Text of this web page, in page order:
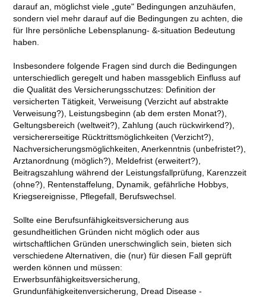
darauf an, möglichst viele „gute" Bedingungen anzuhäufen,
sondern viel mehr darauf auf die Bedingungen zu achten, die
für Ihre persönliche Lebensplanung- &-situation Bedeutung
haben.
Insbesondere folgende Fragen sind durch die Bedingungen
unterschiedlich geregelt und haben massgeblich Einfluss auf
die Qualität des Versicherungsschutzes: Definition der
versicherten Tätigkeit, Verweisung (Verzicht auf abstrakte
Verweisung?), Leistungsbeginn (ab dem ersten Monat?),
Geltungsbereich (weltweit?), Zahlung (auch rückwirkend?),
versichererseitige Rücktrittsmöglichkeiten (Verzicht?),
Nachversicherungsmöglichkeiten, Anerkenntnis (unbefristet?),
Arztanordnung (möglich?), Meldefrist (erweitert?),
Beitragszahlung während der Leistungsfallprüfung, Karenzzeit
(ohne?), Rentenstaffelung, Dynamik, gefährliche Hobbys,
Kriegsereignisse, Pflegefall, Berufswechsel.
Sollte eine Berufsunfähigkeitsversicherung aus
gesundheitlichen Gründen nicht möglich oder aus
wirtschaftlichen Gründen unerschwinglich sein, bieten sich
verschiedene Alternativen, die (nur) für diesen Fall geprüft
werden können und müssen:
Erwerbsunfähigkeitsversicherung,
Grundunfähigkeitenversicherung, Dread Disease -